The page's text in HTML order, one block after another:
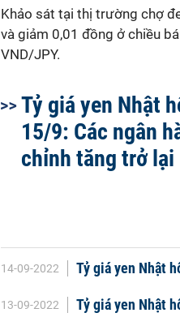
Khảo sát tại thị trường chợ
và giảm 0,01 đồng ở chiều
VND/JPY.
Tỷ giá yen Nhật
15/9: Các ngân
chỉnh tăng trở lại
14-09-2022 Tỷ giá yen Nhật
13-09-2022 Tỷ giá yen Nhật